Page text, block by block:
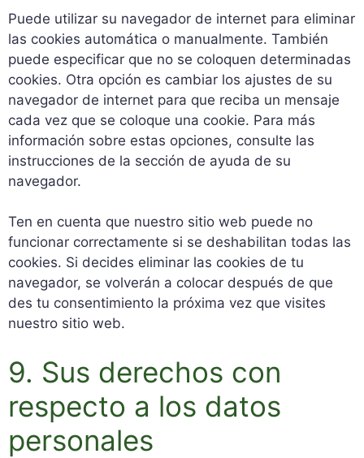
Puede utilizar su navegador de internet para eliminar
las cookies automática o manualmente. También
puede especificar que no se coloquen determinadas
cookies. Otra opción es cambiar los ajustes de su
navegador de internet para que reciba un mensaje
cada vez que se coloque una cookie. Para más
información sobre estas opciones, consulte las
instrucciones de la sección de ayuda de su
navegador.
Ten en cuenta que nuestro sitio web puede no
funcionar correctamente si se deshabilitan todas las
cookies. Si decides eliminar las cookies de tu
navegador, se volverán a colocar después de que
des tu consentimiento la próxima vez que visites
nuestro sitio web.
9. Sus derechos con
respecto a los datos
personales